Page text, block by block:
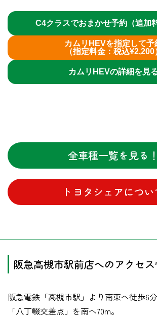
C4クラスでおまかせ予約（追加
カムリHEVを指定して予
（指定料金：税込¥2,200
カムリHEVの詳細を見
全車種一覧を見る！
トヨタシェアについ
阪急高槻市駅前店へのアクセ
阪急電鉄「高槻市駅」より南東へ徒歩6
「八丁畷交差点」を南へ70m。